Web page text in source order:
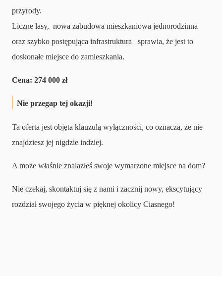
przyrody.
Liczne lasy, nowa zabudowa mieszkaniowa jednorodzinna
oraz szybko postępująca infrastruktura sprawia, że jest to
doskonałe miejsce do zamieszkania.
Cena: 274 000 zł
Nie przegap tej okazji!
Ta oferta jest objęta klauzulą wyłączności, co oznacza, że nie
znajdziesz jej nigdzie indziej.
A może właśnie znalazłeś swoje wymarzone miejsce na dom?
Nie czekaj, skontaktuj się z nami i zacznij nowy, ekscytujący
rozdział swojego życia w pięknej okolicy Ciasnego!